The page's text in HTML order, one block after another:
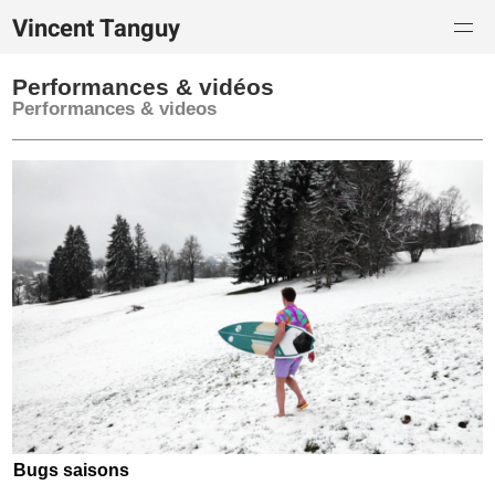
Vincent Tanguy
Performances & vidéos
Performances & videos
Bugs saisons